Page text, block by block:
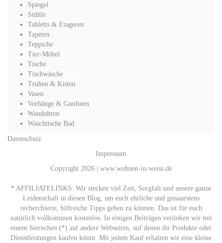
Spiegel
Stühle
Tabletts & Etageren
Tapeten
Teppiche
Tier-Möbel
Tische
Tischwäsche
Truhen & Kisten
Vasen
Vorhänge & Gardinen
Wanduhren
Waschtische Bad
Datenschutz
Impressum
Copyright 2026 | www.wohnen-in-weiss.de
* AFFILIATELINKS: Wir stecken viel Zeit, Sorgfalt und unsere ganze
Leidenschaft in diesen Blog, um euch ehrliche und genauestens
recherchierte, hilfreiche Tipps geben zu können. Das ist für euch
natürlich vollkommen kostenlos. In einigen Beiträgen verlinken wir mit
einem Sternchen (*) auf andere Webseiten, auf denen ihr Produkte oder
Dienstleistungen kaufen könnt. Mit jedem Kauf erhalten wir eine kleine